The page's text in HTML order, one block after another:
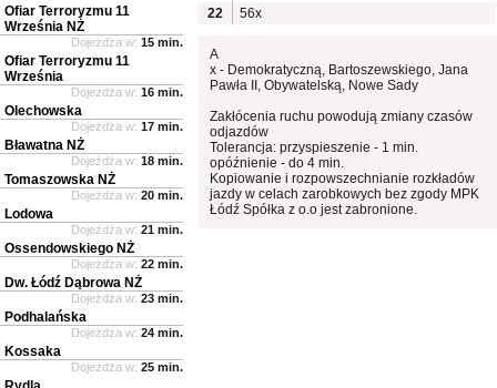
22
56x
A
x - Demokratyczną, Bartoszewskiego, Jana
Pawła II, Obywatelską, Nowe Sady
Zakłócenia ruchu powodują zmiany czasów
odjazdów
Tolerancja: przyspieszenie - 1 min.
opóźnienie - do 4 min.
Kopiowanie i rozpowszechnianie rozkładów
jazdy w celach zarobkowych bez zgody MPK
Łódź Spółka z o.o jest zabronione.
Ofiar Terroryzmu 11
Września NŻ
Dojeżdża w: 15 min.
Ofiar Terroryzmu 11
Września
Dojeżdża w: 16 min.
Olechowska
Dojeżdża w: 17 min.
Bławatna NŻ
Dojeżdża w: 18 min.
Tomaszowska NŻ
Dojeżdża w: 20 min.
Lodowa
Dojeżdża w: 21 min.
Ossendowskiego NŻ
Dojeżdża w: 22 min.
Dw. Łódź Dąbrowa NŻ
Dojeżdża w: 23 min.
Podhalańska
Dojeżdża w: 24 min.
Kossaka
Dojeżdża w: 25 min.